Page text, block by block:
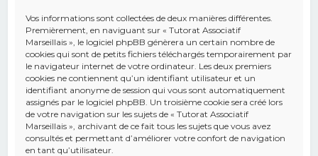
Vos informations sont collectées de deux manières différentes.
Premièrement, en naviguant sur « Tutorat Associatif
Marseillais », le logiciel phpBB génèrera un certain nombre de
cookies qui sont de petits fichiers téléchargés temporairement par
le navigateur internet de votre ordinateur. Les deux premiers
cookies ne contiennent qu’un identifiant utilisateur et un
identifiant anonyme de session qui vous sont automatiquement
assignés par le logiciel phpBB. Un troisième cookie sera créé lors
de votre navigation sur les sujets de « Tutorat Associatif
Marseillais », archivant de ce fait tous les sujets que vous avez
consultés et permettant d’améliorer votre confort de navigation
en tant qu’utilisateur.